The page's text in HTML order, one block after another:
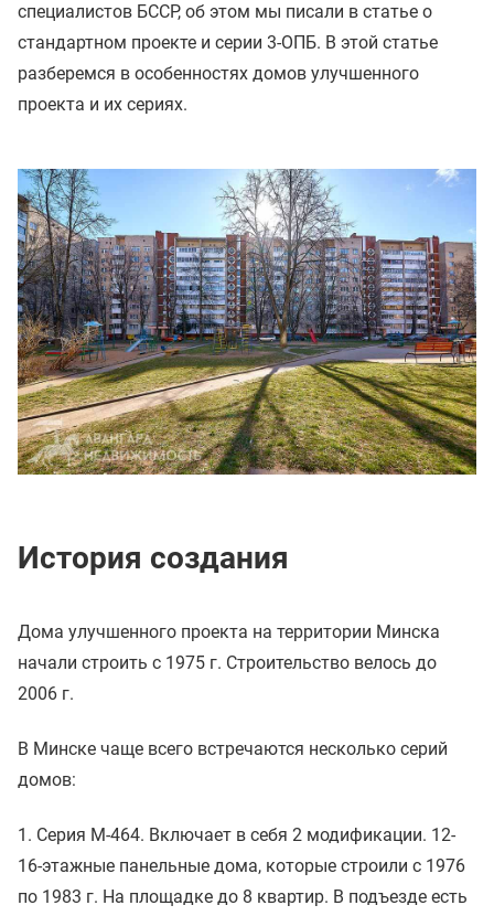
специалистов БССР, об этом мы писали в статье о
стандартном проекте и серии 3-ОПБ. В этой статье
разберемся в особенностях домов улучшенного
проекта и их сериях.
История создания
Дома улучшенного проекта на территории Минска
начали строить с 1975 г. Строительство велось до
2006 г.
В Минске чаще всего встречаются несколько серий
домов:
1. Серия М-464. Включает в себя 2 модификации. 12-
16-этажные панельные дома, которые строили с 1976
по 1983 г. На площадке до 8 квартир. В подъезде есть